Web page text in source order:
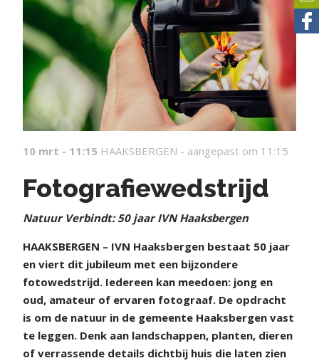
10 mrt - 11:15 HAAKSBERGEN - aangepast om 11:15
Fotografiewedstrijd
Natuur Verbindt: 50 jaar IVN Haaksbergen
HAAKSBERGEN – IVN Haaksbergen bestaat 50 jaar
en viert dit jubileum met een bijzondere
fotowedstrijd. Iedereen kan meedoen: jong en
oud, amateur of ervaren fotograaf. De opdracht
is om de natuur in de gemeente Haaksbergen vast
te leggen. Denk aan landschappen, planten, dieren
of verrassende details dichtbij huis die laten zien